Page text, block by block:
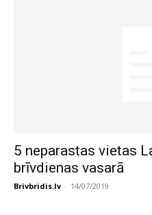
5 neparastas vietas
brīvdienas vasarā
Brivbridis.lv - 14/07/2019